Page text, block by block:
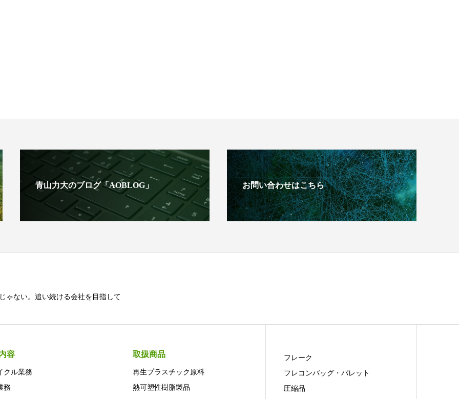
青山力大のブログ「AOBLOG」 お問い合わせはこちら
ゃない。追い続ける会社を目指して
容
クル業務
務
取扱商品
再生プラスチック原料
熱可塑性樹脂製品
フレーク
フレコンバッグ・パレット
圧縮品